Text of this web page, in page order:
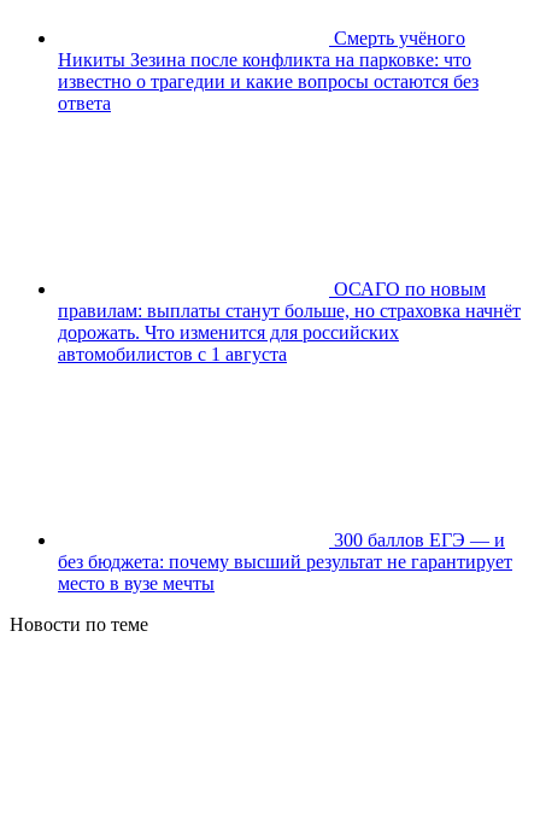
Смерть учёного
Никиты Зезина после конфликта на парковке: что
известно о трагедии и какие вопросы остаются без
ответа
ОСАГО по новым
правилам: выплаты станут больше, но страховка начнёт
дорожать. Что изменится для российских
автомобилистов с 1 августа
300 баллов ЕГЭ — и
без бюджета: почему высший результат не гарантирует
место в вузе мечты
Новости по теме